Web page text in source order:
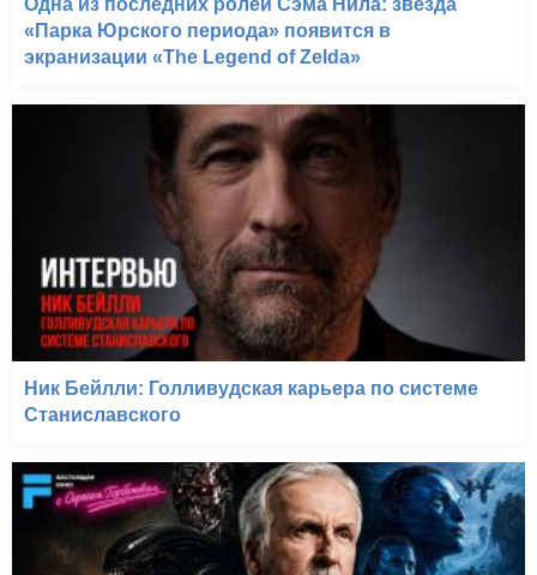
Одна из последних ролей Сэма Нила: звезда
«Парка Юрского периода» появится в
экранизации «The Legend of Zelda»
Ник Бейлли: Голливудская карьера по системе
Станиславского